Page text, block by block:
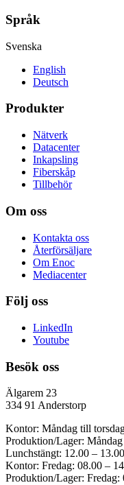
Språk
Svenska
English
Deutsch
Produkter
Nätverk
Datacenter
Inkapsling
Fiberskåp
Tillbehör
Om oss
Kontakta oss
Återförsäljare
Om Enoc
Mediacenter
Följ oss
LinkedIn
Youtube
Besök oss
Älgarem 23
334 91 Anderstorp
Kontor: Måndag till
Produktion/Lager:
Lunchstängt: 12.00 – 13.00
Kontor: Fredag: 08.00 –
Produktion/Lager: Fredag: